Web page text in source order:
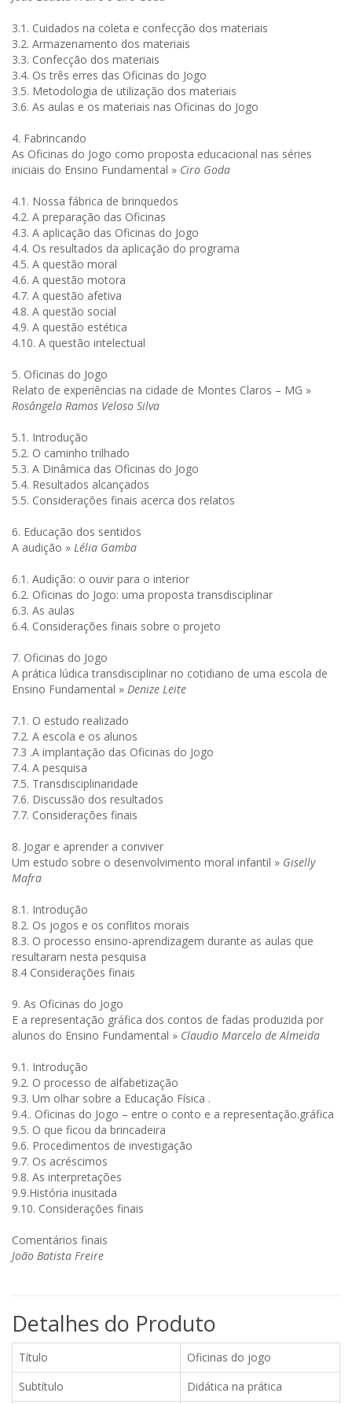
3.1. Cuidados na coleta e confecção dos materiais
3.2. Armazenamento dos materiais
3.3. Confecção dos materiais
3.4. Os três erres das Oficinas do Jogo
3.5. Metodologia de utilização dos materiais
3.6. As aulas e os materiais nas Oficinas do Jogo
4. Fabrincando
As Oficinas do Jogo como proposta educacional nas séries
iniciais do Ensino Fundamental » Ciro Goda
4.1. Nossa fábrica de brinquedos
4.2. A preparação das Oficinas
4.3. A aplicação das Oficinas do Jogo
4.4. Os resultados da aplicação do programa
4.5. A questão moral
4.6. A questão motora
4.7. A questão afetiva
4.8. A questão social
4.9. A questão estética
4.10. A questão intelectual
5. Oficinas do Jogo
Relato de experiências na cidade de Montes Claros – MG »
Rosângela Ramos Veloso Silva
5.1. Introdução
5.2. O caminho trilhado
5.3. A Dinâmica das Oficinas do Jogo
5.4. Resultados alcançados
5.5. Considerações finais acerca dos relatos
6. Educação dos sentidos
A audição » Lélia Gamba
6.1. Audição: o ouvir para o interior
6.2. Oficinas do Jogo: uma proposta transdisciplinar
6.3. As aulas
6.4. Considerações finais sobre o projeto
7. Oficinas do Jogo
A prática lúdica transdisciplinar no cotidiano de uma escola de
Ensino Fundamental » Denize Leite
7.1. O estudo realizado
7.2. A escola e os alunos
7.3 .A implantação das Oficinas do Jogo
7.4. A pesquisa
7.5. Transdisciplinaridade
7.6. Discussão dos resultados
7.7. Considerações finais
8. Jogar e aprender a conviver
Um estudo sobre o desenvolvimento moral infantil » Giselly
Mafra
8.1. Introdução
8.2. Os jogos e os conflitos morais
8.3. O processo ensino-aprendizagem durante as aulas que
resultaram nesta pesquisa
8.4 Considerações finais
9. As Oficinas do Jogo
E a representação gráfica dos contos de fadas produzida por
alunos do Ensino Fundamental » Claudio Marcelo de Almeida
9.1. Introdução
9.2. O processo de alfabetização
9.3. Um olhar sobre a Educação Física .
9.4.. Oficinas do Jogo – entre o conto e a representação.gráfica
9.5. O que ficou da brincadeira
9.6. Procedimentos de investigação
9.7. Os acréscimos
9.8. As interpretações
9.9.História inusitada
9.10. Considerações finais
Comentários finais
João Batista Freire
Detalhes do Produto
Título
Oficinas do jogo
Subtítulo
Didática na prática